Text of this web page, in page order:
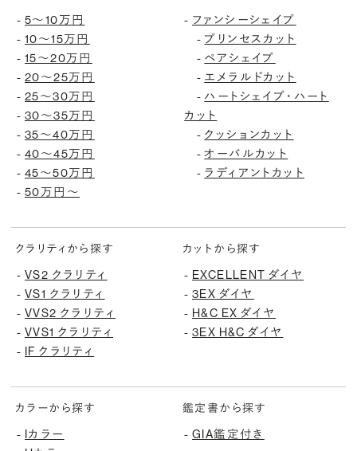
- 5〜10万円
- 10〜15万円
- 15〜20万円
- 20〜25万円
- 25〜30万円
- 30〜35万円
- 35〜40万円
- 40〜45万円
- 45〜50万円
- 50万円〜
- ファンシーシェイプ
- プリンセスカット
- ペアシェイプ
- エメラルドカット
- ハートシェイプ・ハート
カット
- クッションカット
-オーバルカット
- ラディアントカット
クラリティから探す
- VS2 クラリティ
- VS1 クラリティ
- VVS2 クラリティ
- VVS1 クラリティ
- IF クラリティ
カットから探す
- EXCELLENT ダイヤ
- 3EX ダイヤ
- H&C EX ダイヤ
- 3EX H&C ダイヤ
カラーから探す
- Iカラー
鑑定書から探す
- GIA鑑定付き